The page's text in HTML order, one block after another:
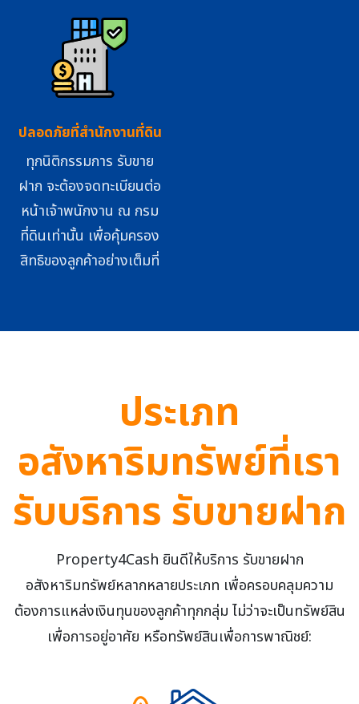
ปลอดภัยที่สำนักงานที่ดิน
ทุกนิติกรรมการ รับขาย
ฝาก จะต้องจดทะเบียนต่อ
หน้าเจ้าพนักงาน ณ กรม
ที่ดินเท่านั้น เพื่อคุ้มครอง
สิทธิของลูกค้าอย่างเต็มที่
ประเภท
อสังหาริมทรัพย์ที่เรา
รับบริการ รับขายฝาก
Property4Cash ยินดีให้บริการ รับขายฝาก
อสังหาริมทรัพย์หลากหลายประเภท เพื่อครอบคลุมความ
ต้องการแหล่งเงินทุนของลูกค้าทุกกลุ่ม ไม่ว่าจะเป็นทรัพย์สิน
เพื่อการอยู่อาศัย หรือทรัพย์สินเพื่อการพาณิชย์: